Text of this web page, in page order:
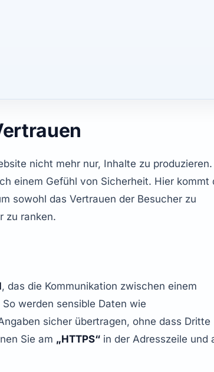
nicht mehr nur, Inhalte zu produzieren.
sowohl das Vertrauen der Besucher zu
zu ranken.
, das die Kommunikation zwischen einem
werden sensible Daten wie
sicher übertragen, ohne dass Dritte
Sie am „HTTPS“